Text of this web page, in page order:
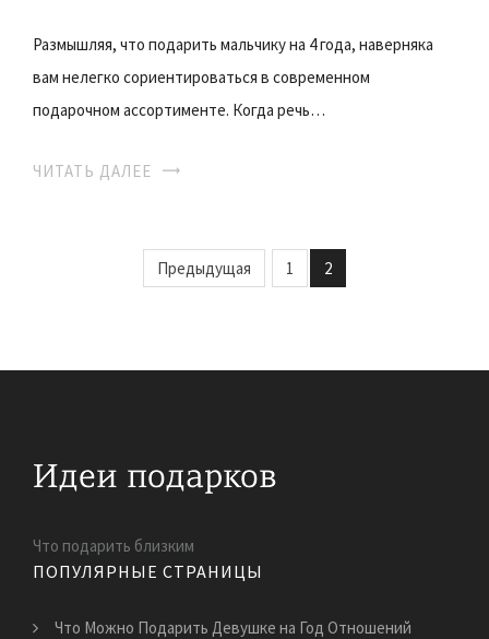
Размышляя, что подарить мальчику на 4 года, наверняка
вам нелегко сориентироваться в современном
подарочном ассортименте. Когда речь…
ЧИТАТЬ ДАЛЕЕ
Предыдущая 1 2
Что подарить близким
ПОПУЛЯРНЫЕ СТРАНИЦЫ
Что Можно Подарить Девушке на Год Отношений